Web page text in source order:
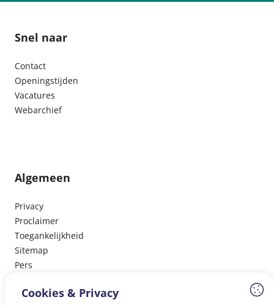
Cookies & Privacy
Snel naar
Contact
Openingstijden
Vacatures
Webarchief
Algemeen
Privacy
Proclaimer
Toegankelijkheid
Sitemap
Pers